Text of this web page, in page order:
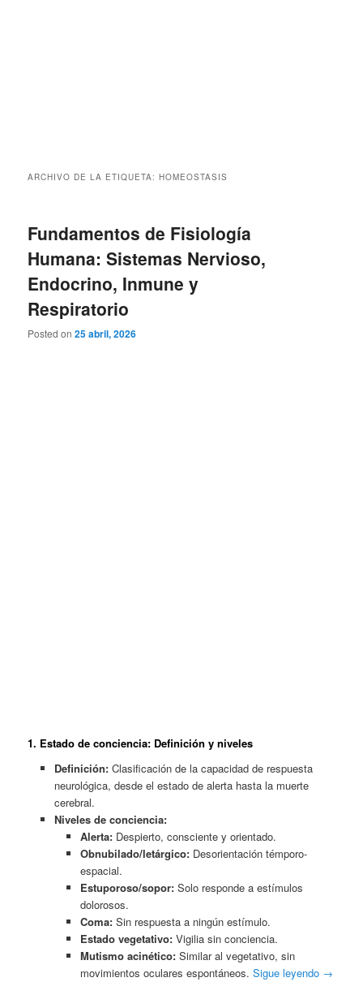
ARCHIVO DE LA ETIQUETA:HOMEOSTASIS
Fundamentos de Fisiología
Humana: Sistemas Nervioso,
Endocrino, Inmune y
Respiratorio
Posted on25 abril, 2026
1. Estado de conciencia: Definición y niveles
Definición:Clasificación de la capacidad de respuesta
neurológica, desde el estado de alerta hasta la muerte
cerebral.
Niveles de conciencia:
Alerta: Despierto, consciente y orientado.
Obnubilado/letárgico: Desorientación témporo-
espacial.
Estuporoso/sopor: Solo responde a estímulos
dolorosos.
Coma: Sin respuesta a ningún estímulo.
Estado vegetativo: Vigilia sin conciencia.
Mutismo acinético: Similar al vegetativo, sin
movimientos oculares espontáneos.Sigue leyendo →